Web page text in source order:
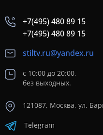
+7(495) 480 89 15
+7(495) 480 89 15
stiltv.ru@yandex.ru
с 10:00 до 20:00,
без выходных.
121087, Москва, ул.
Telegram